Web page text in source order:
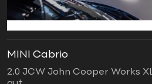
MINI Cabrio
2.0 JCW John Cooper Works XL